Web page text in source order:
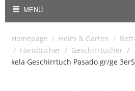
MENÜ
Homepage / Heim & Garten /
/ Handtücher / Geschirrtücher /
kela Geschirrtuch Pasado gr/ge 3erS